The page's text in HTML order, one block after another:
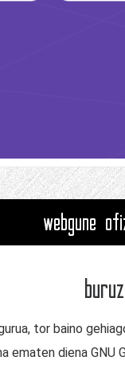
webgune
tor baino
diena GNU